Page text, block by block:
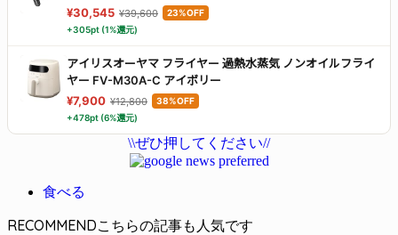
再生 IPX4規格準拠 イマーシブオーディオ 迫力の重低音 ブ
ラック
¥30,545 ¥39,600
23%OFF
+305pt (1%還元)
アイリスオーヤマ フライヤー 過熱水蒸気 ノンオイルフライ
ヤー FV-M30A-C アイボリー
¥7,900 ¥12,800
38%OFF
+478pt (6%還元)
\\ぜひ押してください//
食べる
RECOMMEND